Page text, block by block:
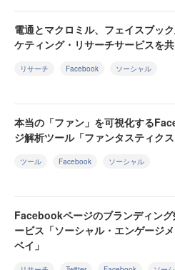
電通とマクロミル、フェイスブッ
ケティング・リサーチサービスを
リサーチ Facebook ソーシャル
本当の「ファン」を可視化する
ジ解析ツール「ファンタスティクス
ツール Facebook ソーシャル
Facebookページのブランディン
ービス「ソーシャル・エンゲージ
ベイ」